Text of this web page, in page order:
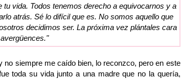
vida. Todos tenemos derecho a equivocarnos y a
atrás. Sé lo difícil que es. No somos aquello que
decidimos ser. La próxima vez plántales cara
no siempre me caído bien, lo reconzco, pero en este
toda su vida junto a una madre que no la quería,